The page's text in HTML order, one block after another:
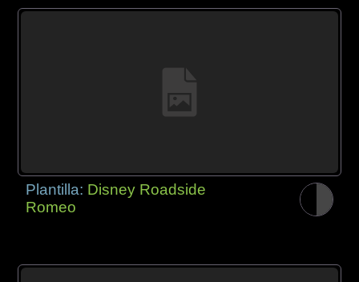
Plantilla: Disney Roadside
Romeo